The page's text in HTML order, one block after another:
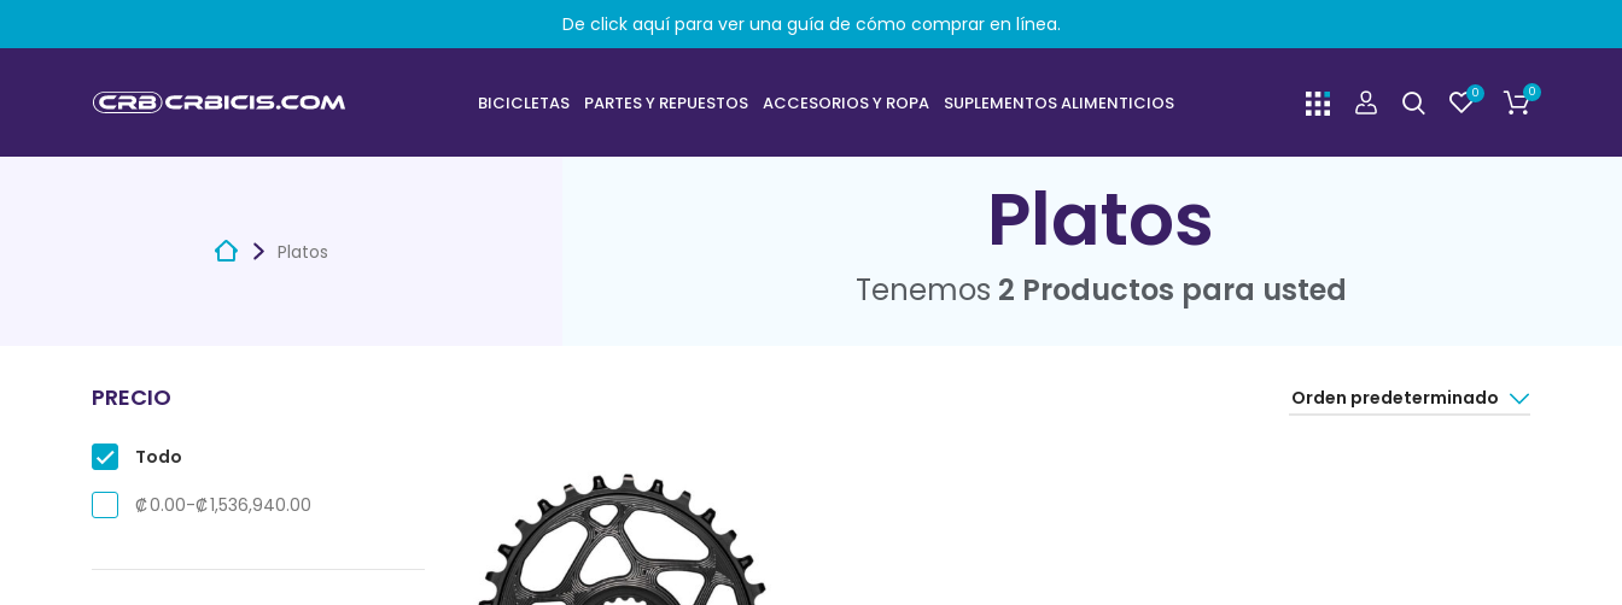
BICICLETAS PARTES Y REPUESTOS ACCESORIOS Y ROPA SUPLEMENTOS ALIMENTICIOS 0 0
Platos Platos
Tenemos 2 Productos para usted
PRECIO
Todo
₡0.00-₡1,536,940.00
De click aquí para ver una guía de cómo comprar en línea.